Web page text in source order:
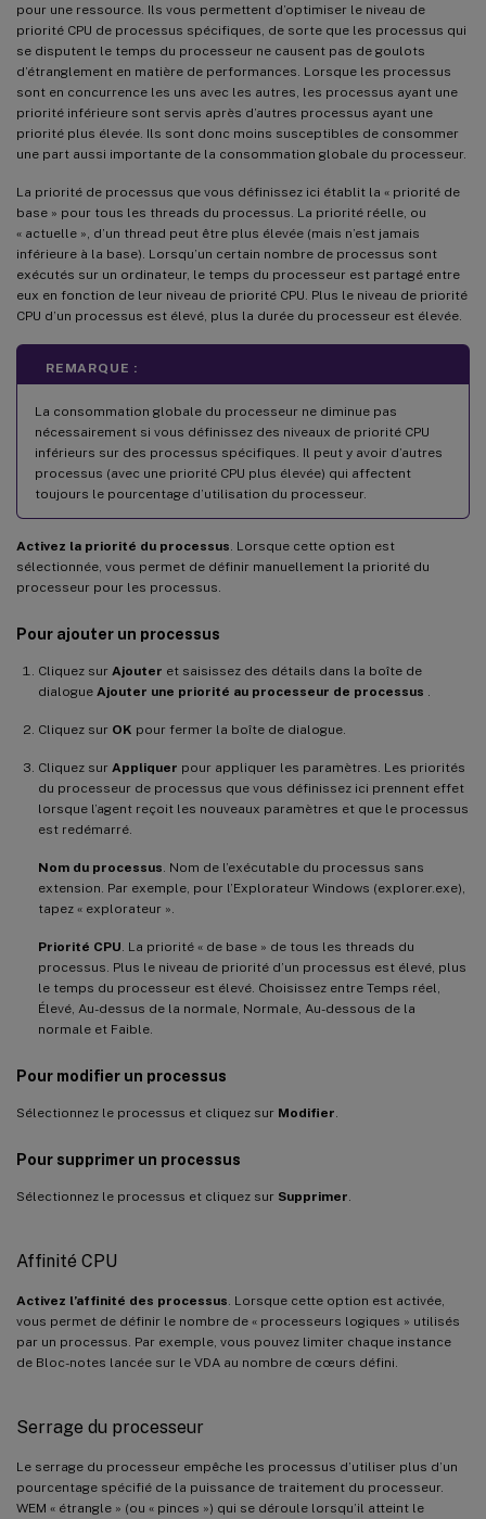
pour une ressource. Ils vous permettent d’optimiser le niveau de
priorité CPU de processus spécifiques, de sorte que les processus qui
se disputent le temps du processeur ne causent pas de goulots
d’étranglement en matière de performances. Lorsque les processus
sont en concurrence les uns avec les autres, les processus ayant une
priorité inférieure sont servis après d’autres processus ayant une
priorité plus élevée. Ils sont donc moins susceptibles de consommer
une part aussi importante de la consommation globale du processeur.
La priorité de processus que vous définissez ici établit la « priorité de
base » pour tous les threads du processus. La priorité réelle, ou
« actuelle », d’un thread peut être plus élevée (mais n’est jamais
inférieure à la base). Lorsqu’un certain nombre de processus sont
exécutés sur un ordinateur, le temps du processeur est partagé entre
eux en fonction de leur niveau de priorité CPU. Plus le niveau de priorité
CPU d’un processus est élevé, plus la durée du processeur est élevée.
REMARQUE :
La consommation globale du processeur ne diminue pas
nécessairement si vous définissez des niveaux de priorité CPU
inférieurs sur des processus spécifiques. Il peut y avoir d’autres
processus (avec une priorité CPU plus élevée) qui affectent
toujours le pourcentage d’utilisation du processeur.
Activez la priorité du processus . Lorsque cette option est
sélectionnée, vous permet de définir manuellement la priorité du
processeur pour les processus.
Pour ajouter un processus
Cliquez sur Ajouter et saisissez des détails dans la boîte de
dialogue Ajouter une priorité au processeur de processus
Cliquez sur OK pour fermer la boîte de dialogue.
Cliquez sur Appliquer pour appliquer les paramètres. Les priorités
du processeur de processus que vous définissez ici prennent effet
lorsque l’agent reçoit les nouveaux paramètres et que le processus
est redémarré.
Nom du processus . Nom de l’exécutable du processus sans
extension. Par exemple, pour l’Explorateur Windows (explorer.exe),
tapez « explorateur ».
Priorité CPU . La priorité « de base » de tous les threads du
processus. Plus le niveau de priorité d’un processus est élevé, plus
le temps du processeur est élevé. Choisissez entre Temps réel,
Élevé, Au-dessus de la normale, Normale, Au-dessous de la
normale et Faible.
Pour modifier un processus
Sélectionnez le processus et cliquez sur Modifier
Pour supprimer un processus
Sélectionnez le processus et cliquez sur Supprimer
Affinité CPU
Activez l’affinité des processus . Lorsque cette option est activée,
vous permet de définir le nombre de « processeurs logiques » utilisés
par un processus. Par exemple, vous pouvez limiter chaque instance
de Bloc-notes lancée sur le VDA au nombre de cœurs défini.
Serrage du processeur
Le serrage du processeur empêche les processus d’utiliser plus d’un
pourcentage spécifié de la puissance de traitement du processeur.
WEM « étrangle » (ou « pinces ») qui se déroule lorsqu’il atteint le